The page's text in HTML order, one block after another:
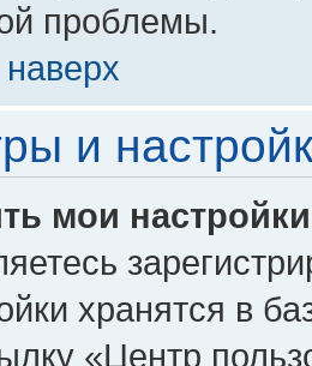
проблемы.
и
мои
хранятся в
«Центр